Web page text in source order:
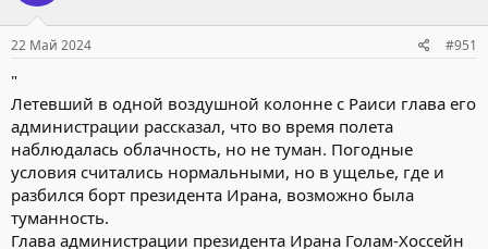
22 Май 2024 #951
"
Летевший в одной воздушной колонне с Раиси глава его
администрации рассказал, что во время полета
наблюдалась облачность, но не туман. Погодные
условия считались нормальными, но в ущелье, где и
разбился борт президента Ирана, возможно была
туманность.
Глава администрации президента Ирана Голам-Хоссейн